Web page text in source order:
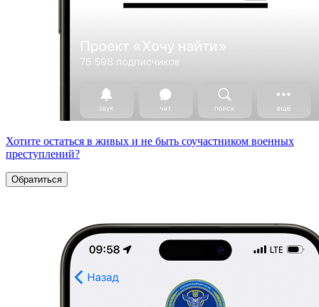
Хотите остаться в живых и не быть соучастником военных
преступлений?
Обратиться